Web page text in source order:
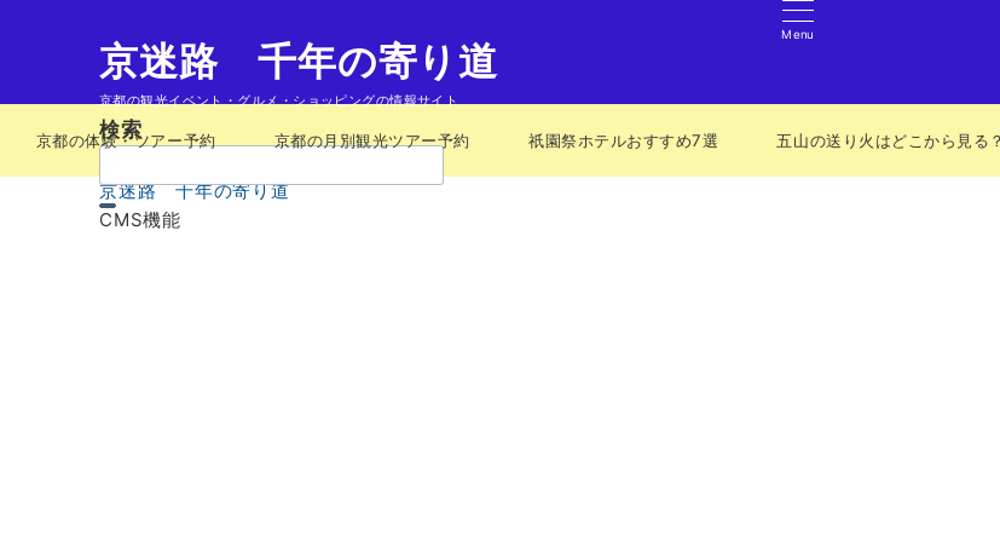
Menu
京迷路 千年の寄り道
京都の観光イベント・グルメ・ショッピングの情報サイト
検索
索：
京都の体験・ツアー予約 京都の月別観光ツアー予約 祇園祭ホテルおすすめ7選 五山の送り火はどこから見る？
京迷路 千年の寄り道
CMS機能